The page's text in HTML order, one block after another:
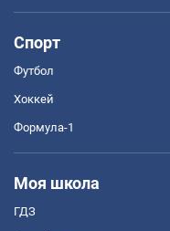
Спорт
Футбол
Хоккей
Формула-1
Моя школа
ГДЗ